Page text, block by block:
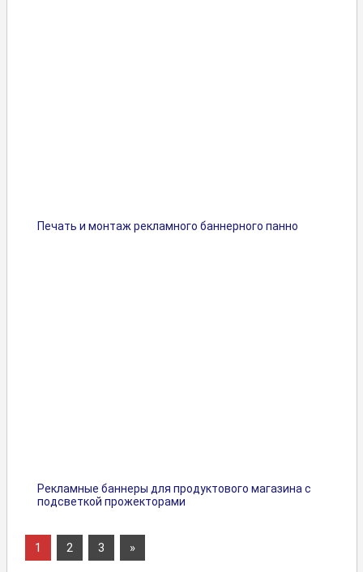
Печать и монтаж рекламного баннерного панно
Рекламные баннеры для продуктового магазина с
подсветкой прожекторами
Навигация
1 2 3
Следующие
»